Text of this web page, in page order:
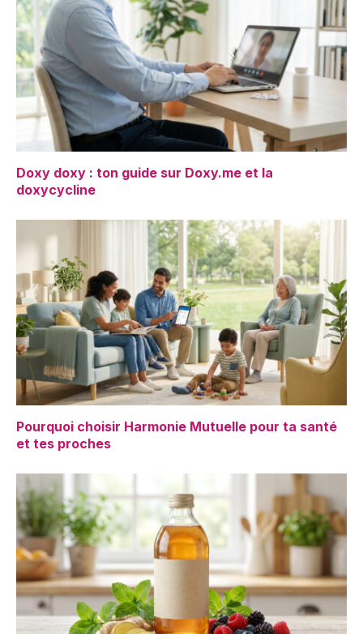
Doxy doxy : ton guide sur Doxy.me et la
doxycycline
Pourquoi choisir Harmonie Mutuelle pour ta santé
et tes proches